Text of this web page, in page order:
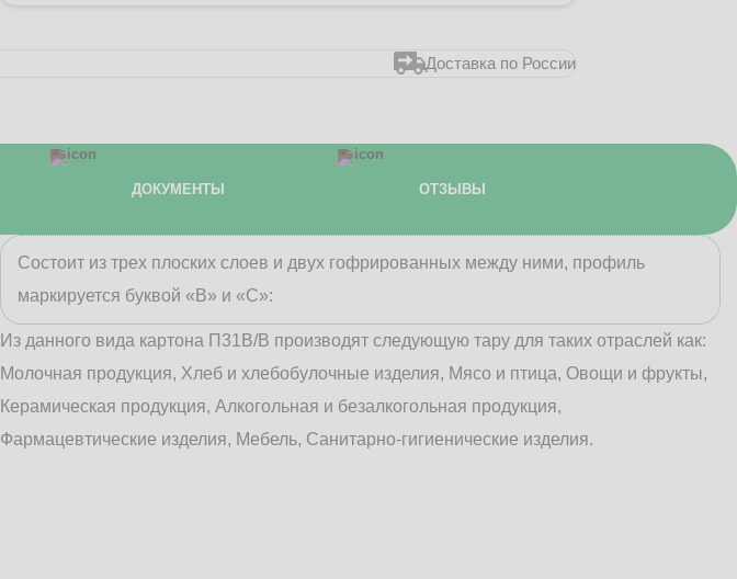
Доставка по России
ДОКУМЕНТЫ ОТЗЫВЫ
Состоит из трех плоских слоев и двух гофрированных между ними, профиль
маркируется буквой «В» и «С»:
Из данного вида картона П31В/B производят следующую тару для таких отраслей как:
Молочная продукция, Хлеб и хлебобулочные изделия, Мясо и птица, Овощи и фрукты,
Керамическая продукция, Алкогольная и безалкогольная продукция,
Фармацевтические изделия, Мебель, Санитарно-гигиенические изделия.